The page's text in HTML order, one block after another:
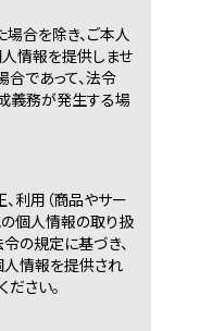
合を除き、ご本人
情報を提供しませ
であって、法令
義務が発生する場
利用（商品やサー
の個人情報の取り扱
の規定に基づき、
人情報を提供され
さい。